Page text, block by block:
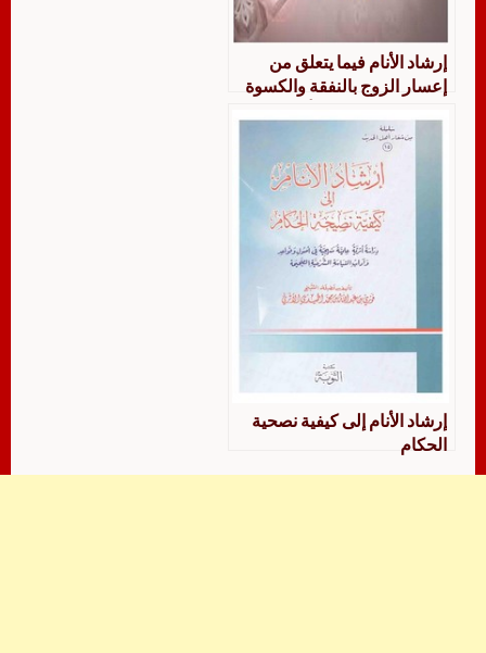
إرشاد الأنام فيما يتعلق من
إعسار الزوج بالنفقة والكسوة
أحكام
إرشاد الأنام إلى كيفية نصحية
الحكام